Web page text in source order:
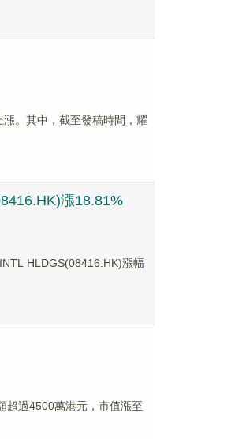
。其中，截至發稿時間，耀
漲18.81%
HLDGS(08416.HK)漲幅
超過4500萬港元，市值漲至